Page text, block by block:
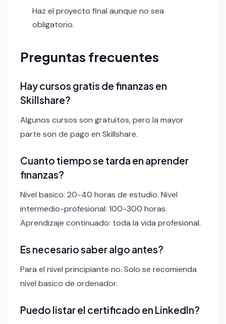
Haz el proyecto final aunque no sea
obligatorio.
Preguntas frecuentes
Hay cursos gratis de finanzas en
Skillshare?
Algunos cursos son gratuitos, pero la mayor
parte son de pago en Skillshare.
Cuanto tiempo se tarda en aprender
finanzas?
Nivel basico: 20-40 horas de estudio. Nivel
intermedio-profesional: 100-300 horas.
Aprendizaje continuado: toda la vida profesional.
Es necesario saber algo antes?
Para el nivel principiante no. Solo se recomienda
nivel basico de ordenador.
Puedo listar el certificado en LinkedIn?